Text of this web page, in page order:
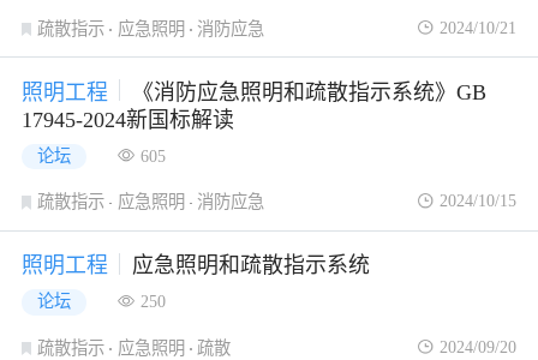
疏散指示 应急照明 消防应急 2024/10/21
照明工程
《消防应急照明和疏散指示系统》GB
17945-2024新国标解读
论坛 605
疏散指示 应急照明 消防应急 2024/10/15
照明工程 应急照明和疏散指示系统
论坛 250
疏散指示 应急照明 疏散 2024/09/20